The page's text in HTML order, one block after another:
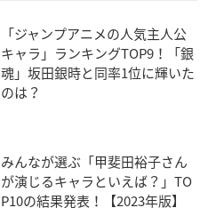
「ジャンプアニメの人気主人公
キャラ」ランキングTOP9！「銀
魂」坂田銀時と同率1位に輝いた
のは？
みんなが選ぶ「甲斐田裕子さん
が演じるキャラといえば？」TO
P10の結果発表！【2023年版】